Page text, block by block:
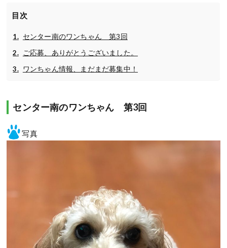
目次
センター南のワンちゃん 第3回
ご応募、ありがとうございました。
ワンちゃん情報、まだまだ募集中！
センター南のワンちゃん 第3回
写真